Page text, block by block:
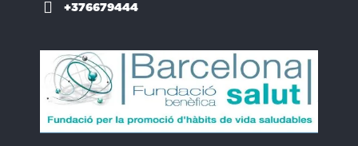
+376679444